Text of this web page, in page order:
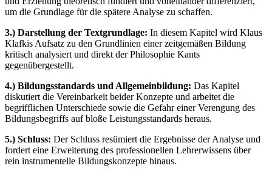
um die Grundlage für die spätere Analyse zu schaffen.
3.) Darstellung der Textgrundlage: In diesem Kapitel wird Klaus
Klafkis Aufsatz zu den Grundlinien einer zeitgemäßen Bildung
kritisch analysiert und direkt der Philosophie Kants
gegenübergestellt.
4.) Bildungsstandards und Allgemeinbildung: Das Kapitel
diskutiert die Vereinbarkeit beider Konzepte und arbeitet die
begrifflichen Unterschiede sowie die Gefahr einer Verengung des
Bildungsbegriffs auf bloße Leistungsstandards heraus.
5.) Schluss: Der Schluss resümiert die Ergebnisse der Analyse und
fordert eine Erweiterung des professionellen Lehrerwissens über
rein instrumentelle Bildungskonzepte hinaus.